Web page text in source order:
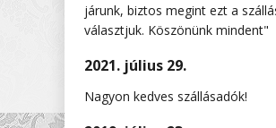
járunk, biztos megint ezt a
választjuk. Köszönünk mindent"
2021. július 29.
Nagyon kedves szállásadók!